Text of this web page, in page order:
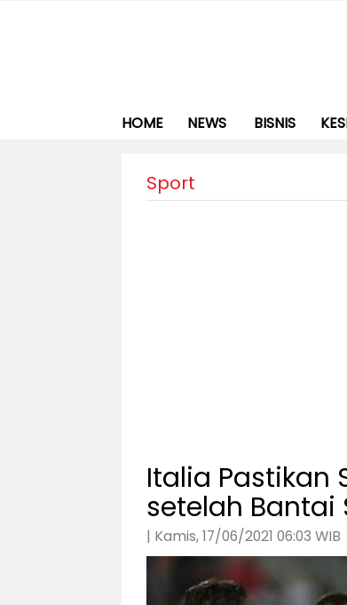
HOME NEWS BISNIS
Sport
Italia Pastikan
setelah Bantai
| Kamis, 17/06/2021 06:03 WIB